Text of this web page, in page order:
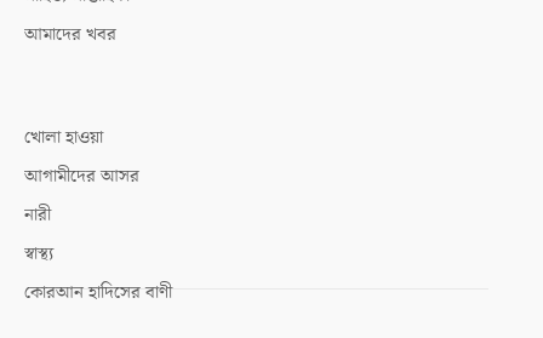
আমাদের খবর
খোলা হাওয়া
আগামীদের আসর
নারী
স্বাস্থ্য
কোরআন হাদিসের বাণী